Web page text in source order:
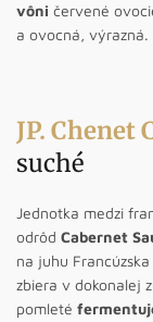
vôni červené
a ovocná, výrazná.
JP. Chenet
suché
Jednotka medzi
odrôd Cabernet
na juhu
zbiera v dokonalej
pomleté